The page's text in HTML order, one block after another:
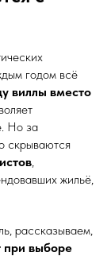
годом всё
виллы вместо
Но за
скрываются
,
жильё,
рассказываем,
при выборе